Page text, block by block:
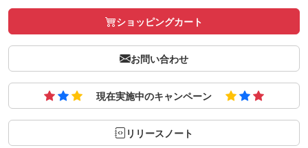
ショッピングカート
お問い合わせ
現在実施中のキャンペーン
リリースノート